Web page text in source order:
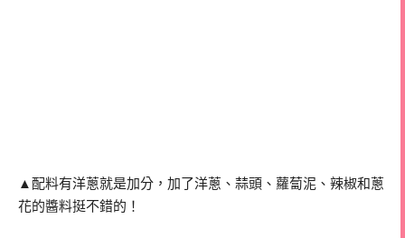
▲配料有洋蔥就是加分，加了洋蔥、蒜頭、蘿蔔泥、辣椒和蔥
花的醬料挺不錯的！